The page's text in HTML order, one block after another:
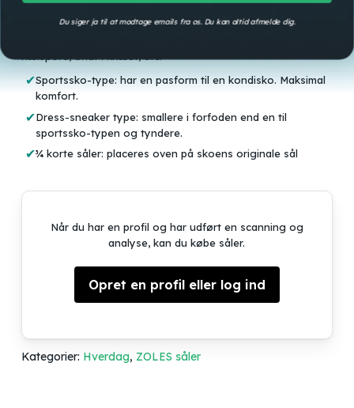
OnsteamⓇ antibakterielt cover. Sålerne designes 100% til dig
Sportssko-type: har en pasform til en kondisko. Maksimal
komfort.
Dress-sneaker type: smallere i forfoden end en til
sportssko-typen og tyndere.
¾ korte såler: placeres oven på skoens originale sål
Når du har en profil og har udført en scanning og
analyse, kan du købe såler.
Opret en profil eller log ind
Kategorier: Hverdag, ZOLES såler
Du siger ja til at modtage emails fra os. Du kan altid afmelde dig.